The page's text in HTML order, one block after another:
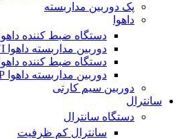
پک دوربین مداربسته
داهوا
دستگاه ضبط کننده داهوا HD
دوربین مداربسته داهوا HDCVI
دستگاه ضبط کننده داهوا IP
دوربین مداربسته داهوا IP
دوربین سیم کارتی
سانترال
دستگاه سانترال
سانترال کم ظرفیت